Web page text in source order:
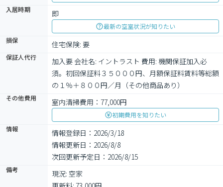
入居時期
即
最新の空室状況が知りたい
損保
住宅保険: 要
保証人代行
加入要 会社名: イントラスト 費用: 機関保証加入必
須。初回保証料３５０００円、月額保証料賃料等総額
の１％＋８００円／月（その他商品あり）
その他費用 室内清掃費用：77,000円
初期費用を知りたい
情報
情報登録日：2026/3/18
情報更新日：2026/8/8
次回更新予定日：2026/8/15
備考
現況: 空家